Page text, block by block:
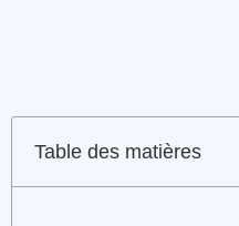
Table des matières